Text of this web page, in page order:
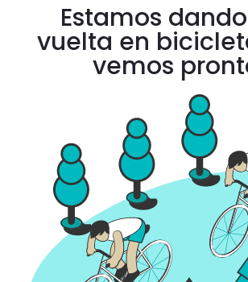
Estamos
vuelta en
vemos